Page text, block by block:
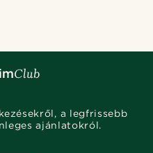
a legfrissebb
ajánlatokról.